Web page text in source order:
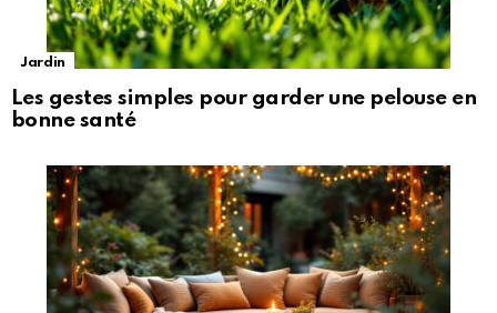
Jardin
Les gestes simples pour garder une pelouse en
bonne santé